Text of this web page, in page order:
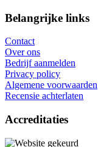
Belangrijke links
Contact
Over ons
Bedrijf aanmelden
Privacy policy
Algemene voorwaarden
Recensie achterlaten
Accreditaties